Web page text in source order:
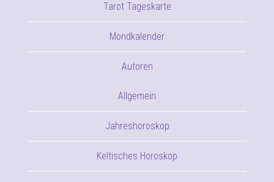
Tarot Tageskarte
Mondkalender
Autoren
Allgemein
Jahreshoroskop
Keltisches Horoskop